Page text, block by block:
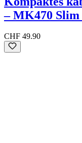
– MK470 Slim
CHF 49.90